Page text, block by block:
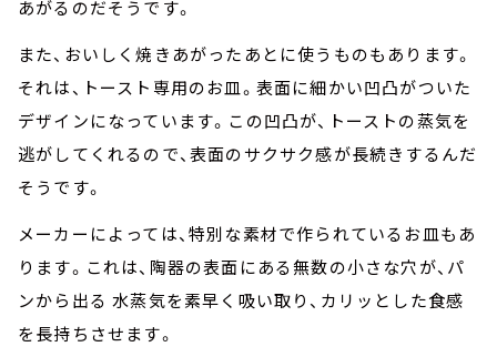
あがるのだそうです。
また、おいしく焼きあがったあとに使うものもあります。
それは、トースト専用のお皿。表面に細かい凹凸がついた
デザインになっています。この凹凸が、トーストの蒸気を
逃がしてくれるので、表面のサクサク感が長続きするんだ
そうです。
メーカーによっては、特別な素材で作られているお皿もあ
ります。これは、陶器の表面にある無数の小さな穴が、パ
ンから出る 水蒸気を素早く吸い取り、カリッとした食感
を長持ちさせます。